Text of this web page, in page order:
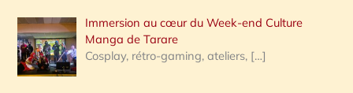
:
Immersion au cœur du Week-end Culture
Manga de Tarare
Cosplay, rétro-gaming, ateliers, […]